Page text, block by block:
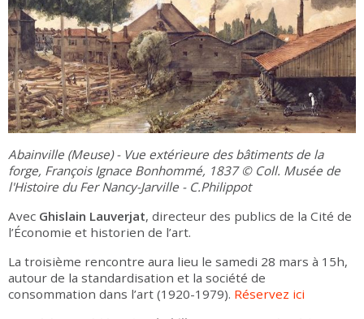
Abainville (Meuse) - Vue extérieure des bâtiments de la
forge, François Ignace Bonhommé, 1837 © Coll. Musée de
l'Histoire du Fer Nancy-Jarville - C.Philippot
Avec Ghislain Lauverjat, directeur des publics de la Cité de
l’Économie et historien de l’art.
La troisième rencontre aura lieu le samedi 28 mars à 15h,
autour de la standardisation et la société de
consommation dans l’art (1920-1979). Réservez ici